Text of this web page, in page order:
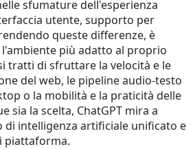
sfumature dell'esperienza
utente, supporto per
queste differenze, è
più adatto al proprio
tratti di sfruttare la velocità e le
del web, le pipeline audio-testo
o la mobilità e la praticità delle
sia la scelta, ChatGPT mira a
intelligenza artificiale unificato e
piattaforma.